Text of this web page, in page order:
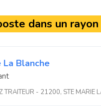
dans un
Blanche
TRAITEUR - 21200, STE MARIE